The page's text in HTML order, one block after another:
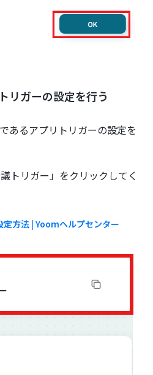
リガーの設定を行う
あるアプリトリガーの設定を
トリガー」をクリックしてく
方法 | Yoomヘルプセンター